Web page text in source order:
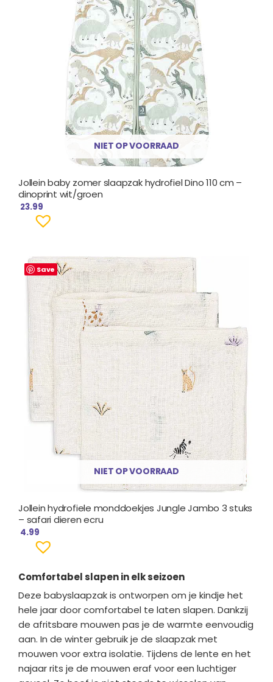
NIET OP VOORRAAD
Jollein baby zomer slaapzak hydrofiel Dino 110 cm –
dinoprint wit/groen
23.99
Save
NIET OP VOORRAAD
Jollein hydrofiele monddoekjes Jungle Jambo 3 stuks
– safari dieren ecru
4.99
Comfortabel slapen in elk seizoen
Deze babyslaapzak is ontworpen om je kindje het
hele jaar door comfortabel te laten slapen. Dankzij
de afritsbare mouwen pas je de warmte eenvoudig
aan. In de winter gebruik je de slaapzak met
mouwen voor extra isolatie. Tijdens de lente en het
najaar rits je de mouwen eraf voor een luchtiger